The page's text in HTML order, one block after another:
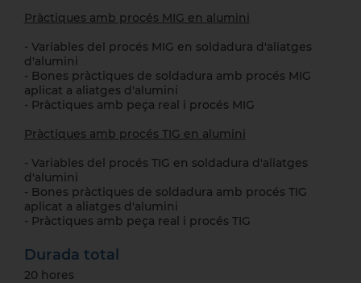
Pràctiques amb procés MIG en alumini
- Variables del procés MIG en soldadura d'aliatges
d'alumini
- Bones pràctiques de soldadura amb procés MIG
aplicat a aliatges d'alumini
- Pràctiques amb peça real i procés MIG
Pràctiques amb procés TIG en alumini
- Variables del procés TIG en soldadura d'aliatges
d'alumini
- Bones pràctiques de soldadura amb procés TIG
aplicat a aliatges d'alumini
- Pràctiques amb peça real i procés TIG
Durada total
20 hores